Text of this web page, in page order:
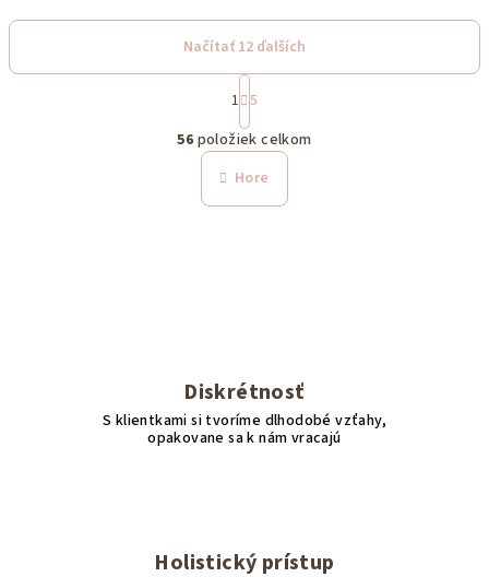
O
v
l
á
v
k
y
Načítať 12 ďalších
S
t
r
á
n
k
o
1 5
56 položiek celkom
Hore
Diskrétnosť
S klientkami si tvoríme dlhodobé vzťahy,
opakovane sa k nám vracajú
Holistický prístup